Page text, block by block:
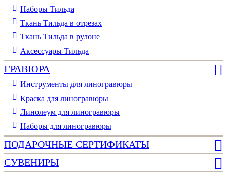
Наборы Тильда
Ткань Тильда в отрезах
Ткань Тильда в рулоне
Аксессуары Тильда
ГРАВЮРА
Инструменты для линогравюры
Краска для линогравюры
Линолеум для линогравюры
Наборы для линогравюры
ПОДАРОЧНЫЕ СЕРТИФИКАТЫ
СУВЕНИРЫ